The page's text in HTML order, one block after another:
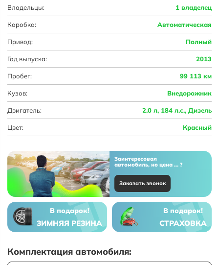
Владельцы: 1 владелец
Коробка: Автоматическая
Привод: Полный
Год выпуска: 2013
Пробег: 99 113 км
Кузов: Внедорожник
Двигатель: 2.0 л, 184 л.с., Дизель
Цвет: Красный
Заинтересовал
автомобиль, но цена ... ?
Заказать звонок
В подарок!
ЗИМНЯЯ РЕЗИНА
В подарок!
СТРАХОВКА
Комплектация автомобиля: